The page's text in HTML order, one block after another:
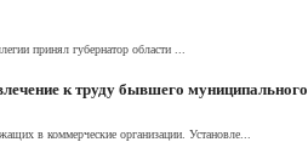
принял губернатор области ...
к труду бывшего муниципального
в коммерческие организации. Установле...